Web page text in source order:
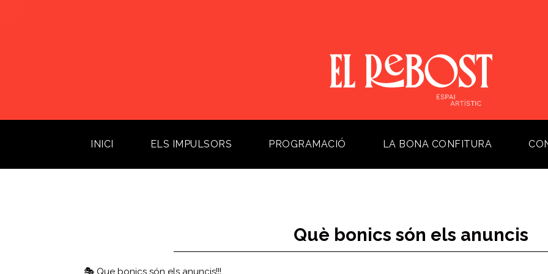
INICI (current)ELS IMPULSORS PROGRAMACIÓ LA BONA CONFITURA
Què bonics són els anuncis
🎭 Que bonics són els anuncis!!!